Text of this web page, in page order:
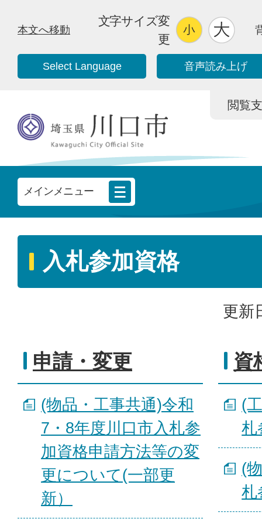
本文へ移動
文字サイズ変
更
Select Language 音声読み上げ
閲覧
メインメニュー
入札参加資格
更新
申請・変更
(物品・工事共通)令和
7・8年度川口市入札参
加資格申請方法等の変
更について(一部更
新）
資
(
札
(
札